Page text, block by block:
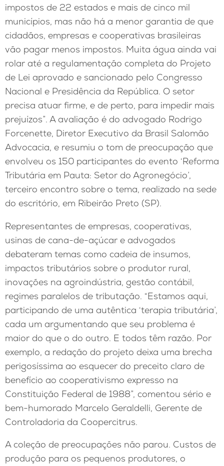
impostos de 22 estados e mais de cinco mil
municípios, mas não há a menor garantia de que
cidadãos, empresas e cooperativas brasileiras
vão pagar menos impostos. Muita água ainda vai
rolar até a regulamentação completa do Projeto
de Lei aprovado e sancionado pelo Congresso
Nacional e Presidência da República. O setor
precisa atuar firme, e de perto, para impedir mais
prejuízos”. A avaliação é do advogado Rodrigo
Forcenette, Diretor Executivo da Brasil Salomão
Advocacia, e resumiu o tom de preocupação que
envolveu os 150 participantes do evento ‘Reforma
Tributária em Pauta: Setor do Agronegócio’,
terceiro encontro sobre o tema, realizado na sede
do escritório, em Ribeirão Preto (SP).
Representantes de empresas, cooperativas,
usinas de cana-de-açúcar e advogados
debateram temas como cadeia de insumos,
impactos tributários sobre o produtor rural,
inovações na agroindústria, gestão contábil,
regimes paralelos de tributação. “Estamos aqui,
participando de uma autêntica ‘terapia tributária’,
cada um argumentando que seu problema é
maior do que o do outro. E todos têm razão. Por
exemplo, a redação do projeto deixa uma brecha
perigosíssima ao esquecer do preceito claro de
benefício ao cooperativismo expresso na
Constituição Federal de 1988”, comentou sério e
bem-humorado Marcelo Geraldelli, Gerente de
Controladoria da Coopercitrus.
A coleção de preocupações não parou. Custos de
produção para os pequenos produtores, o